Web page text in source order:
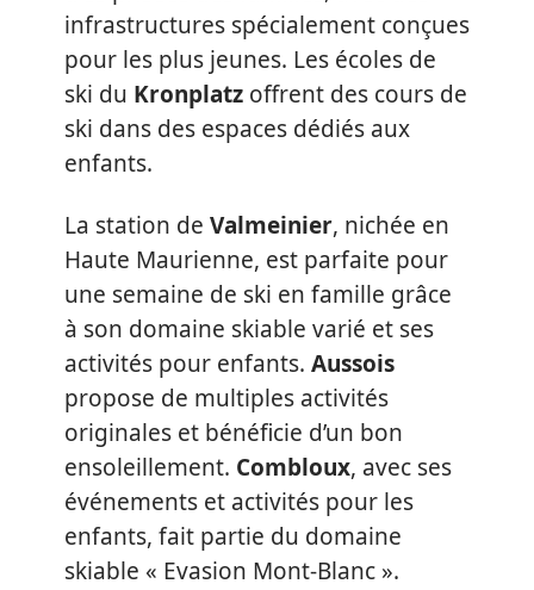
infrastructures spécialement conçues
pour les plus jeunes. Les écoles de
ski du Kronplatz offrent des cours de
ski dans des espaces dédiés aux
enfants.
La station de Valmeinier, nichée en
Haute Maurienne, est parfaite pour
une semaine de ski en famille grâce
à son domaine skiable varié et ses
activités pour enfants. Aussois
propose de multiples activités
originales et bénéficie d’un bon
ensoleillement. Combloux, avec ses
événements et activités pour les
enfants, fait partie du domaine
skiable « Evasion Mont-Blanc ».